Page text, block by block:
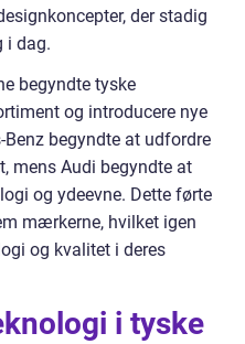
der stadig
i dag.
begyndte tyske
og introducere nye
Benz begyndte at udfordre
mens Audi begyndte at
og ydeevne. Dette førte
mærkerne, hvilket igen
og kvalitet i deres
i tyske